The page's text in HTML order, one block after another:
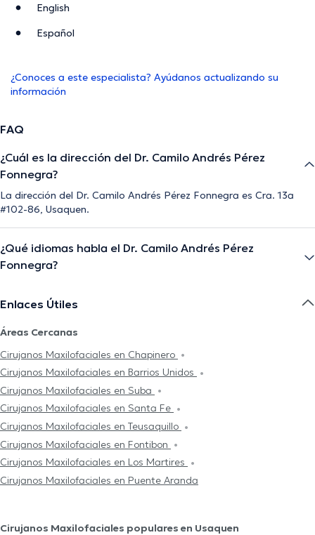
English
Español
¿Conoces a este especialista? Ayúdanos actualizando su
información
FAQ
¿Cuál es la dirección del Dr. Camilo Andrés Pérez
Fonnegra?
La dirección del Dr. Camilo Andrés Pérez Fonnegra es Cra. 13a
#102-86, Usaquen.
¿Qué idiomas habla el Dr. Camilo Andrés Pérez
Fonnegra?
Enlaces Útiles
Áreas Cercanas
Cirujanos Maxilofaciales en Chapinero
Cirujanos Maxilofaciales en Barrios Unidos
Cirujanos Maxilofaciales en Suba
Cirujanos Maxilofaciales en Santa Fe
Cirujanos Maxilofaciales en Teusaquillo
Cirujanos Maxilofaciales en Fontibon
Cirujanos Maxilofaciales en Los Martires
Cirujanos Maxilofaciales en Puente Aranda
Cirujanos Maxilofaciales populares en Usaquen